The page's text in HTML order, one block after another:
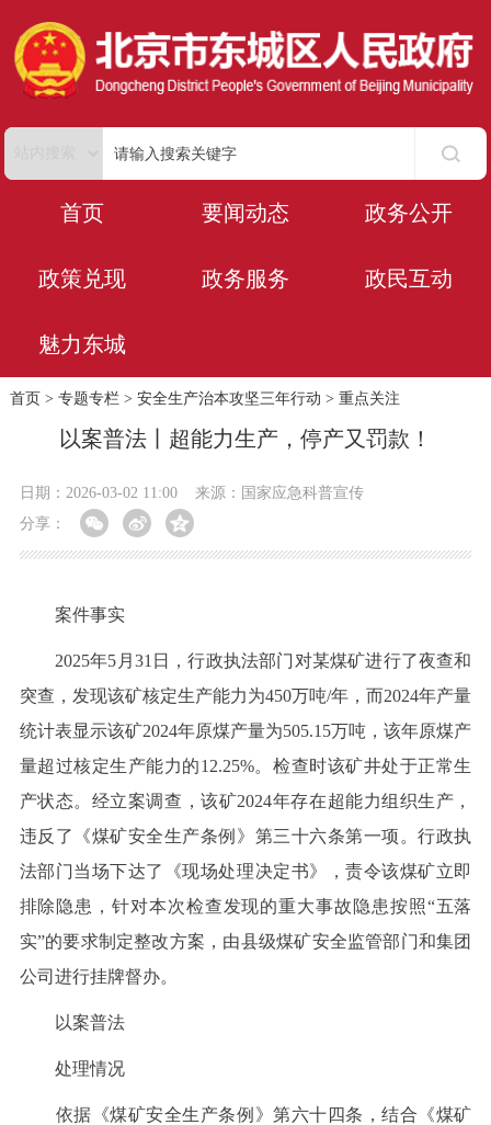
首页 要闻动态 政务公开
政策兑现 政务服务 政民互动
魅力东城
首页 > 专题专栏> 安全生产治本攻坚三年行动 > 重点关注
以案普法丨超能力生产，停产又罚款！
日期：2026-03-02 11:00
来源：国家应急科普宣传
分享：
案件事实
2025年5月31日，行政执法部门对某煤矿进行了夜查和
突查，发现该矿核定生产能力为450万吨/年，而2024年产量
统计表显示该矿2024年原煤产量为505.15万吨，该年原煤产
量超过核定生产能力的12.25%。检查时该矿井处于正常生
产状态。经立案调查，该矿2024年存在超能力组织生产，
违反了《煤矿安全生产条例》第三十六条第一项。行政执
法部门当场下达了《现场处理决定书》，责令该煤矿立即
排除隐患，针对本次检查发现的重大事故隐患按照“五落
实”的要求制定整改方案，由县级煤矿安全监管部门和集团
公司进行挂牌督办。
以案普法
处理情况
依据《煤矿安全生产条例》第六十四条，结合《煤矿